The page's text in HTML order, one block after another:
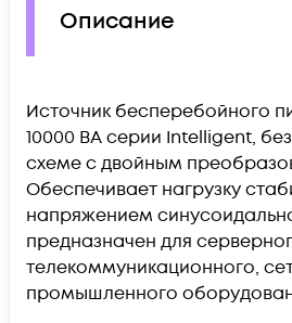
Описание
Источник бесперебойного
10000 ВА серии Intelligent,
схеме с двойным
Обеспечивает нагрузку
напряжением
предназначен для
телекоммуникационного,
промышленного